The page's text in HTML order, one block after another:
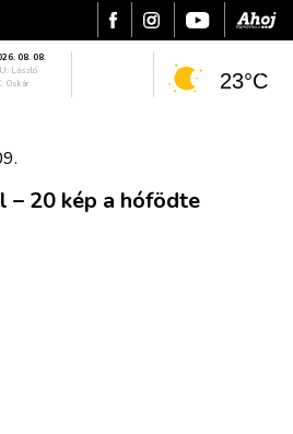
08. 08.
László
Oskár
23°C
– 20 kép a hófödte